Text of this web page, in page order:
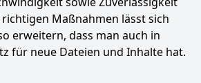
Maßnahmen lässt sich
erweitern, dass man auch in
für neue Dateien und Inhalte hat.